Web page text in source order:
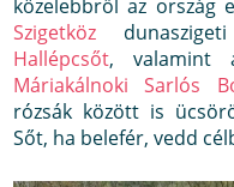
közelebbről az ország
Szigetköz
Hallépcsőt, valamint
Máriakálnoki Sarlós
rózsák között is
Sőt, ha belefér, vedd